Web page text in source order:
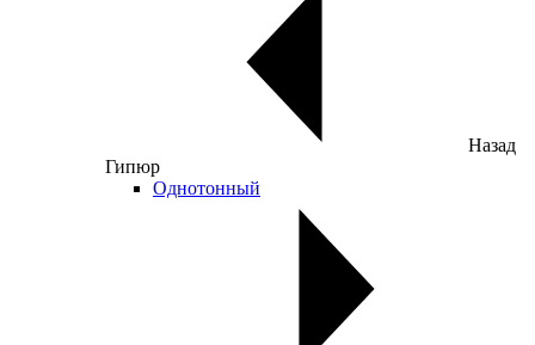
Назад
Гипюр
Однотонный